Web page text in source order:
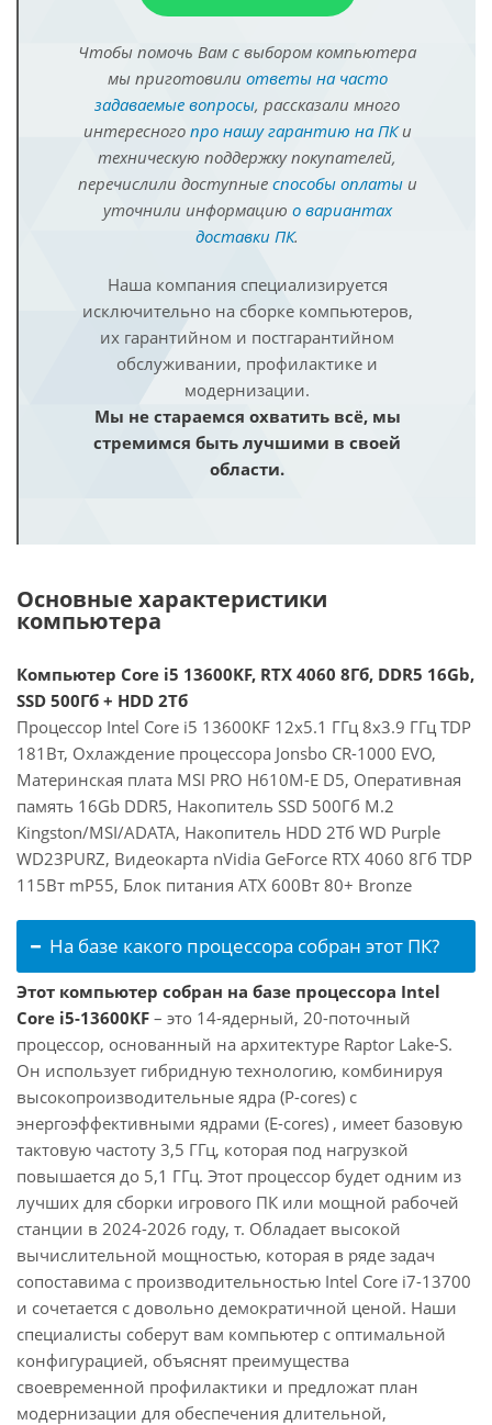
Чтобы помочь Вам с выбором компьютера
мы приготовили ответы на часто
задаваемые вопросы, рассказали много
интересного про нашу гарантию на ПКи
техническую поддержку покупателей,
перечислили доступные способы оплатыи
уточнили информацию о вариантах
доставки ПК.
Наша компания специализируется
исключительно на сборке компьютеров,
их гарантийном и постгарантийном
обслуживании, профилактике и
модернизации.
Мы не стараемся охватить всё, мы
стремимся быть лучшими в своей
области.
Основные характеристики
компьютера
Компьютер Core i5 13600KF, RTX 4060 8Гб, DDR5 16Gb,
SSD 500Гб + HDD 2Тб
Процессор Intel Core i5 13600KF 12x5.1 ГГц 8x3.9 ГГц TDP
181Вт, Охлаждение процессора Jonsbo CR-1000 EVO,
Материнская плата MSI PRO H610M-E D5, Оперативная
память 16Gb DDR5, Накопитель SSD 500Гб M.2
Kingston/MSI/ADATA, Накопитель HDD 2Тб WD Purple
WD23PURZ, Видеокарта nVidia GeForce RTX 4060 8Гб TDP
115Вт mP55, Блок питания ATX 600Вт 80+ Bronze
На базе какого процессора собран этот ПК?
Этот компьютер собран на базе процессора Intel
Core i5-13600KF – это 14-ядерный, 20-поточный
процессор, основанный на архитектуре Raptor Lake-S.
Он использует гибридную технологию, комбинируя
высокопроизводительные ядра (P-cores) с
энергоэффективными ядрами (E-cores) , имеет базовую
тактовую частоту 3,5 ГГц, которая под нагрузкой
повышается до 5,1 ГГц. Этот процессор будет одним из
лучших для сборки игрового ПК или мощной рабочей
станции в 2024-2026 году, т. Обладает высокой
вычислительной мощностью, которая в ряде задач
сопоставима с производительностью Intel Core i7-13700
и сочетается с довольно демократичной ценой. Наши
специалисты соберут вам компьютер с оптимальной
конфигурацией, объяснят преимущества
своевременной профилактики и предложат план
модернизации для обеспечения длительной,